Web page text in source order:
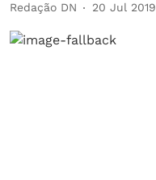
Redação DN 20 Jul 2019